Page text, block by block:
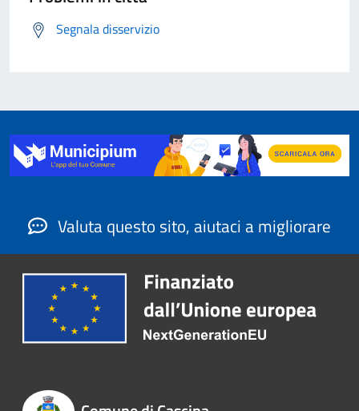
Segnala disservizio
Valuta questo sito, aiutaci a migliorare